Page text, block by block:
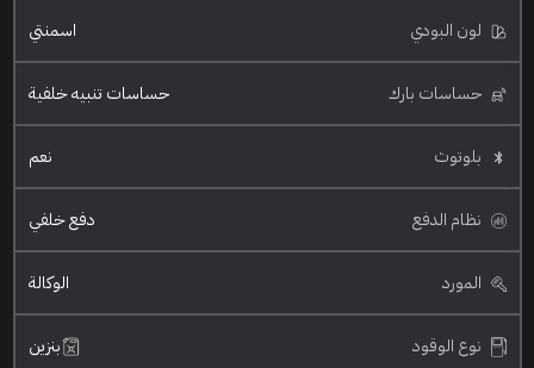
لون البودي اسمنتي
حساسات بارك حساسات تنبيه خلفية
بلوتوث نعم
نظام الدفع دفع خلفي
المورد الوكالة
نوع الوقود بنزين